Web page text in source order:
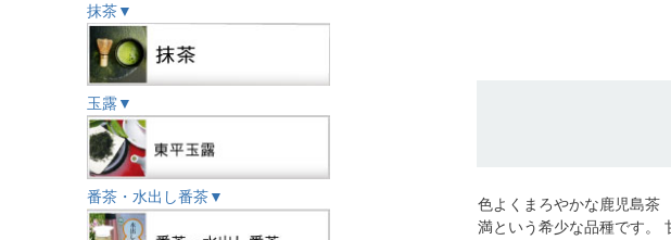
抹茶▼
玉露▼
番茶・水出し番茶▼ 色よくまろやかな鹿児島茶
満という希少な品種です。